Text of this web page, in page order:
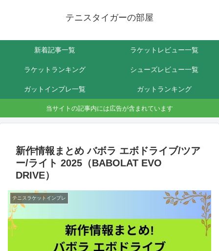
テニスタイガーの部屋
新着記事一覧 ラケットレビュー一覧
ラケットランキング シューズレビュー一覧
ガットインプレ一覧 ガットランキング
当サイトの記事内には広告が含まれています
新作情報まとめ バボラ エボドライブ/ツア
ー/ライト 2025（BABOLAT EVO
DRIVE）
テニスラケットインプレ